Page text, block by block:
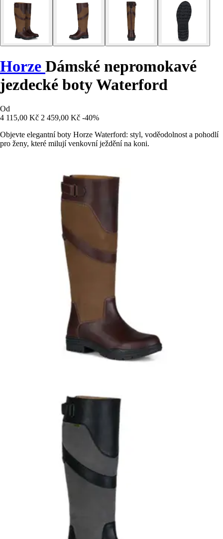
Horze Dámské nepromokavé
jezdecké boty Waterford
Od
4 115,00 Kč 2 459,00 Kč -40%
Objevte elegantní boty Horze Waterford: styl, voděodolnost a pohodlí
pro ženy, které milují venkovní ježdění na koni.